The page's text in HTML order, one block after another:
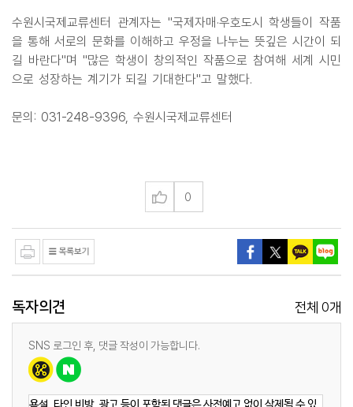
수원시국제교류센터 관계자는 "국제자매·우호도시 학생들이 작품
을 통해 서로의 문화를 이해하고 우정을 나누는 뜻깊은 시간이 되
길 바란다"며 "많은 학생이 창의적인 작품으로 참여해 세계 시민
으로 성장하는 계기가 되길 기대한다"고 말했다.
문의: 031-248-9396, 수원시국제교류센터
0
독자의견 전체 0개
SNS 로그인 후, 댓글 작성이 가능합니다.